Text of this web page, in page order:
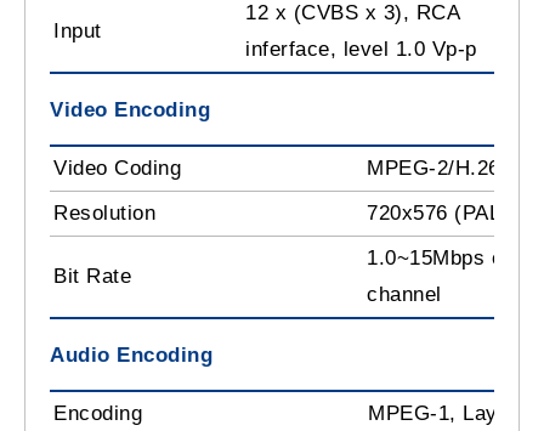
Input
12 x (CVBS x 3), RCA
inferface, level 1.0 Vp-p
Video Encoding
Video Coding
MPEG-2/H.264
Resolution
720x576 (PAL);
Bit Rate
1.0~15Mbps
channel
Audio Encoding
Encoding
MPEG-1, Layer